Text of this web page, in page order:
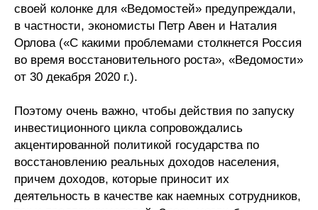
Контакты
своей колонке для «Ведомостей» предупреждали,
в частности, экономисты Петр Авен и Наталия
Орлова («С какими проблемами столкнется Россия
во время восстановительного роста», «Ведомости»
от 30 декабря 2020 г.).
Поэтому очень важно, чтобы действия по запуску
инвестиционного цикла сопровождались
акцентированной политикой государства по
восстановлению реальных доходов населения,
причем доходов, которые приносит их
деятельность в качестве как наемных сотрудников,